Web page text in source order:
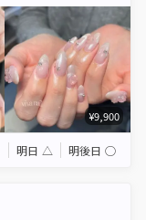
¥9,900
明日 △ 明後日 ◯